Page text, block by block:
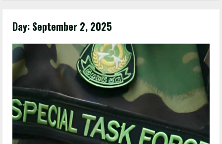
Day: September 2, 2025